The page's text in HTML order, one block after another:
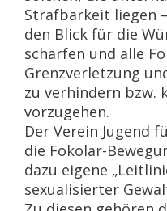
Strafbarkeit liegen
den Blick für die
schärfen und alle
Grenzverletzung
zu verhindern bzw.
vorzugehen.
Der Verein Jugend
die Fokolar-
dazu eigene
sexualisierter